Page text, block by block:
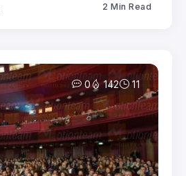
2 Min Read
0 142 11